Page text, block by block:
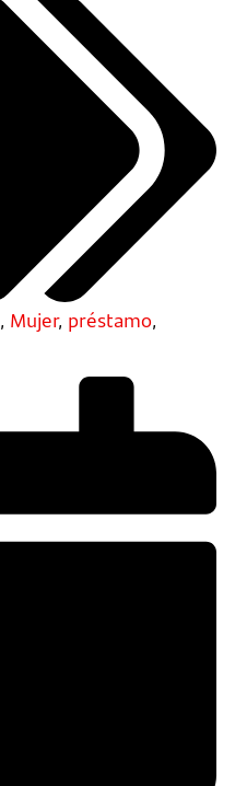
, Mujer, préstamo,